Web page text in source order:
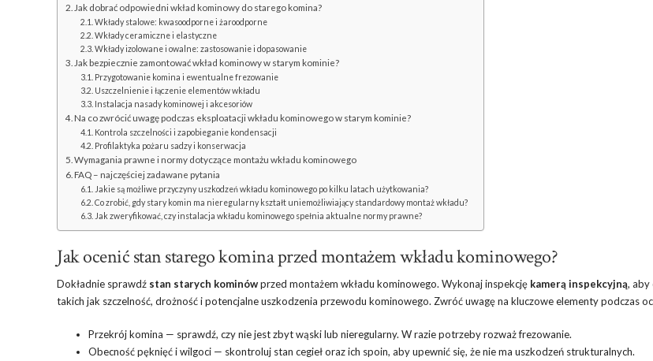
Jak dobrać odpowiedni wkład kominowy do starego komina?
Wkłady stalowe: kwasoodporne i żaroodporne
Wkłady ceramiczne i elastyczne
Wkłady izolowane i owalne: zastosowanie i dopasowanie
Jak bezpiecznie zamontować wkład kominowy w starym kominie?
Przygotowanie komina i ewentualne frezowanie
Uszczelnienie i łączenie elementów wkładu
Instalacja nasady kominowej i akcesoriów
Na co zwrócić uwagę podczas eksploatacji wkładu kominowego w starym kominie?
Kontrola szczelności i zapobieganie kondensacji
Profilaktyka pożaru sadzy i konserwacja
Wymagania prawne i normy dotyczące montażu wkładu kominowego
FAQ – najczęściej zadawane pytania
Jakie są możliwe przyczyny uszkodzeń wkładu kominowego po kilku latach użytkowania?
Co zrobić, gdy stary komin ma nieregularny kształt uniemożliwiający standardowy montaż wkładu?
Jak zweryfikować, czy instalacja wkładu kominowego spełnia aktualne normy prawne?
Jak ocenić stan starego komina przed montażem wkładu kominowego?
Dokładnie sprawdź stan starych kominówprzed montażem wkładu kominowego. Wykonaj inspekcję kamerą inspekcyjną, aby
takich jak szczelność, drożność i potencjalne uszkodzenia przewodu kominowego. Zwróć uwagę na kluczowe elementy podczas
Przekrój komina — sprawdź, czy nie jest zbyt wąski lub nieregularny. W razie potrzeby rozważ frezowanie.
Obecność pęknięć i wilgoci — skontroluj stan cegieł oraz ich spoin, aby upewnić się, że nie ma uszkodzeń strukturalnych.